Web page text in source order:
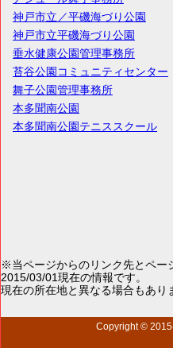
神戸市立／平磯海づり公園
神戸市立平磯海づり公園
垂水健康公園管理事務所
苔谷公園コミュニティセンター
舞子公園管理事務所
本多聞南公園
本多聞南公園テニススクール
※当ページからのリンク先とペー
2015/03/01現在の情報です。
現在の所在地と異なる場合もあり
Copyright ©